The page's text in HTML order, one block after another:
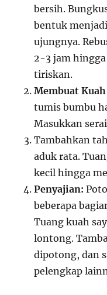
bersih.
bentuk
ujungnya.
2-3 jam
tiriskan.
Membuat
tumis bumbu
Masukkan
Tambahkan
aduk rata.
kecil hingga
Penyajian:
beberapa
Tuang kuah
lontong.
dipotong, dan
pelengkap